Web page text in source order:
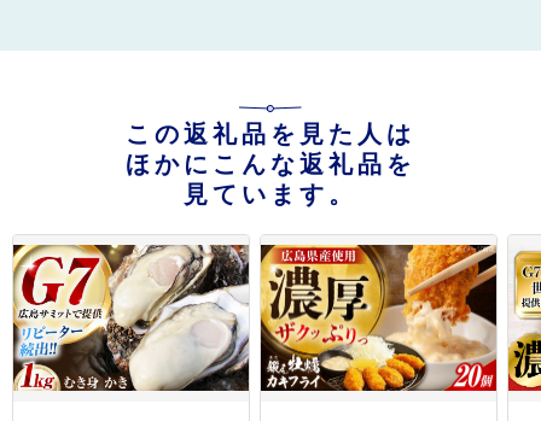
この返礼品を見た人は
ほかにこんな返礼品を
見ています。